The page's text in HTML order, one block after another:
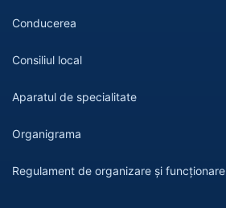
Conducerea
Consiliul local
Aparatul de specialitate
Organigrama
Regulament de organizare și funcționare